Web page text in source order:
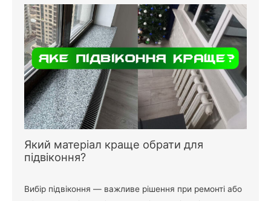
Який матеріал краще обрати для
підвіконня?
Вибір підвіконня — важливе рішення при ремонті або